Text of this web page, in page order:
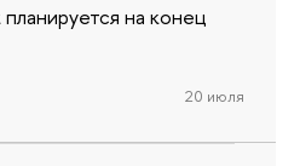
планируется на конец
20 июля